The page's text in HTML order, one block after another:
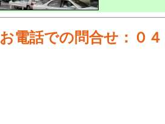
お電話での問合せ ：０